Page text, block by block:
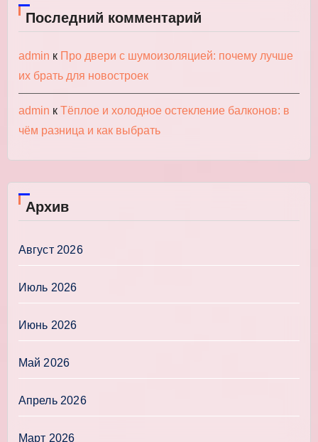
Последний комментарий
admin к Про двери с шумоизоляцией: почему лучше
их брать для новостроек
admin к Тёплое и холодное остекление балконов: в
чём разница и как выбрать
Архив
Август 2026
Июль 2026
Июнь 2026
Май 2026
Апрель 2026
Март 2026